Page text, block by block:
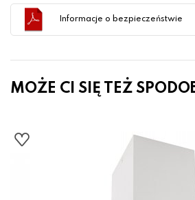
Informacje o bezpieczeństwie
MOŻE CI SIĘ TEŻ